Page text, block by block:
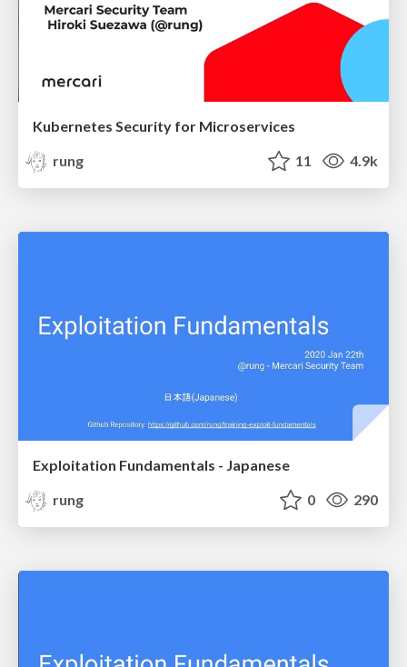
Kubernetes Security for Microservices
rung
11 4.9k
Exploitation Fundamentals - Japanese
rung
0 290